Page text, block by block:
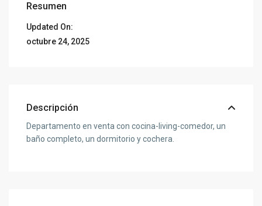
Resumen
Updated On:
octubre 24, 2025
Descripción
Departamento en venta con cocina-living-comedor, un
baño completo, un dormitorio y cochera.